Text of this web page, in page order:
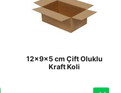
12x9x5 cm Çift Oluklu
Kraft Koli